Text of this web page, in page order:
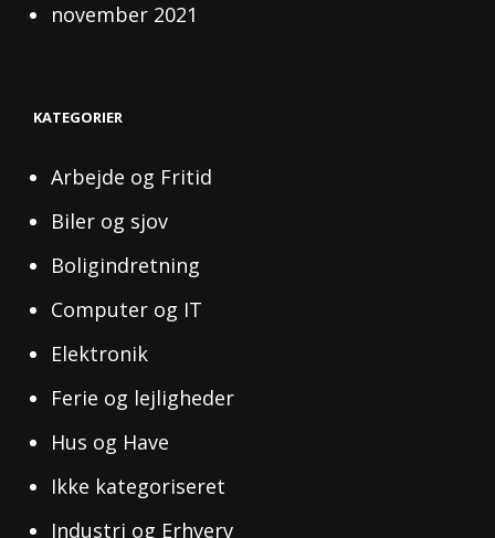
november 2021
KATEGORIER
Arbejde og Fritid
Biler og sjov
Boligindretning
Computer og IT
Elektronik
Ferie og lejligheder
Hus og Have
Ikke kategoriseret
Industri og Erhverv